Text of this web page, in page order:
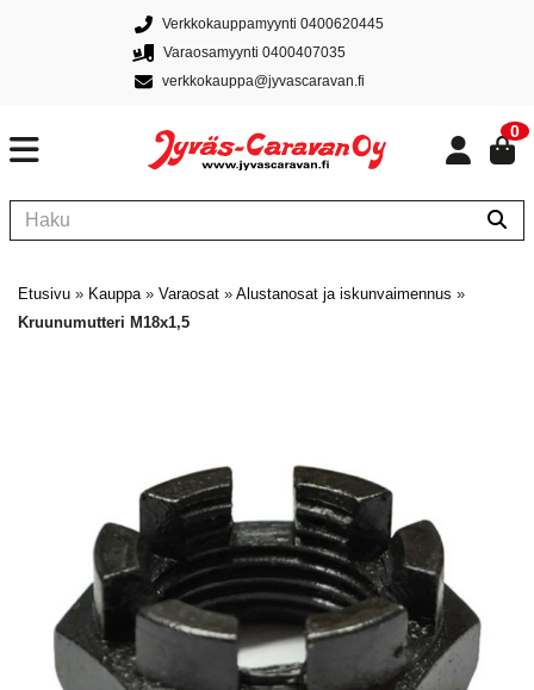
Verkkokauppamyynti 0400620445
Varaosamyynti 0400407035
verkkokauppa@jyvascaravan.fi
0
Etusivu » Kauppa» Varaosat » Alustanosat ja iskunvaimennus »
Kruunumutteri M18x1,5